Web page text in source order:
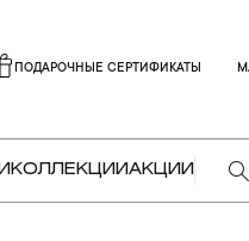
ПОДАРОЧНЫЕ СЕРТИФИКАТЫ
КОЛЛЕКЦИИАКЦИИ